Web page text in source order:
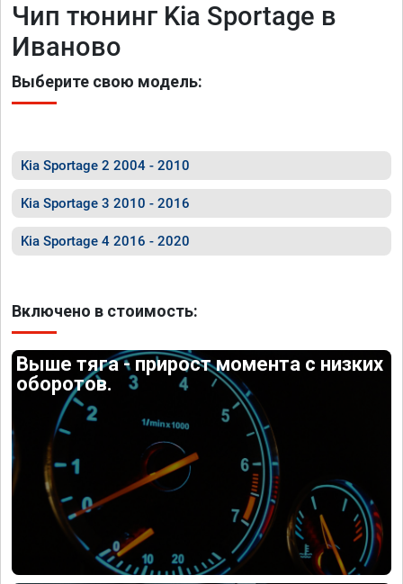
Чип тюнинг Kia Sportage в
Иваново
Выберите свою модель:
Kia Sportage 2 2004 - 2010
Kia Sportage 3 2010 - 2016
Kia Sportage 4 2016 - 2020
Включено в стоимость:
Выше тяга - прирост момента с низких
оборотов.